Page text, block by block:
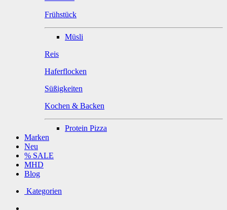
Frühstück
Müsli
Reis
Haferflocken
Süßigkeiten
Kochen & Backen
Protein Pizza
Marken
Neu
% SALE
MHD
Blog
Kategorien